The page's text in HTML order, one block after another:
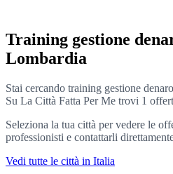
Training gestione
Lombardia
Stai cercando training gestione
Su La Città Fatta Per Me trovi 1
Seleziona la tua città per vedere le
professionisti e contattarli
Vedi tutte le città in Italia